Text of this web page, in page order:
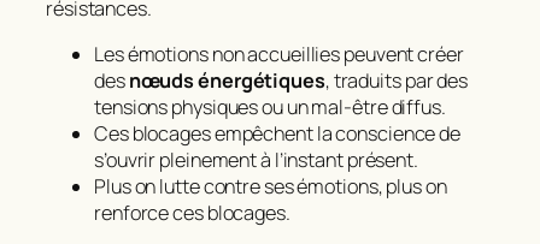
résistances.
Les émotions non accueillies peuvent créer
desnœuds énergétiques, traduits par des
tensions physiques ou un mal-être diffus.
Ces blocages empêchent la conscience de
s’ouvrir pleinement à l’instant présent.
Plus on lutte contre ses émotions, plus on
renforce ces blocages.